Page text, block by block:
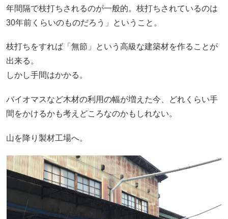
年間隔で枝打ちされるのが一般的。枝打ちされているのは
30年前くらいのものだろう」ということ。
枝打ちをすれば「無節」という高級な建築材を作ることが
出来る。
しかし手間はかかる。
バイオマスなど木材の利用の幅が増えた今、どれくらい手
間をかけるかも考えどころなのかもしれない。
山を降り製材工場へ。